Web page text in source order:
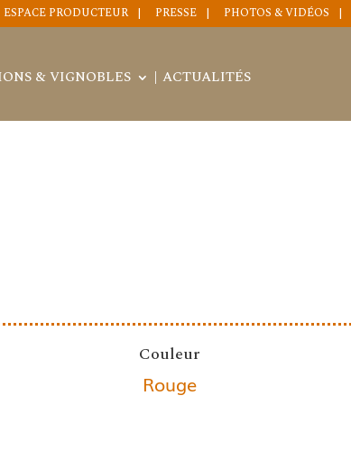
ESPACE PRODUCTEUR PRESSE PHOTOS & VIDÉOS
& VIGNOBLES ACTUALITÉS
Couleur
Rouge